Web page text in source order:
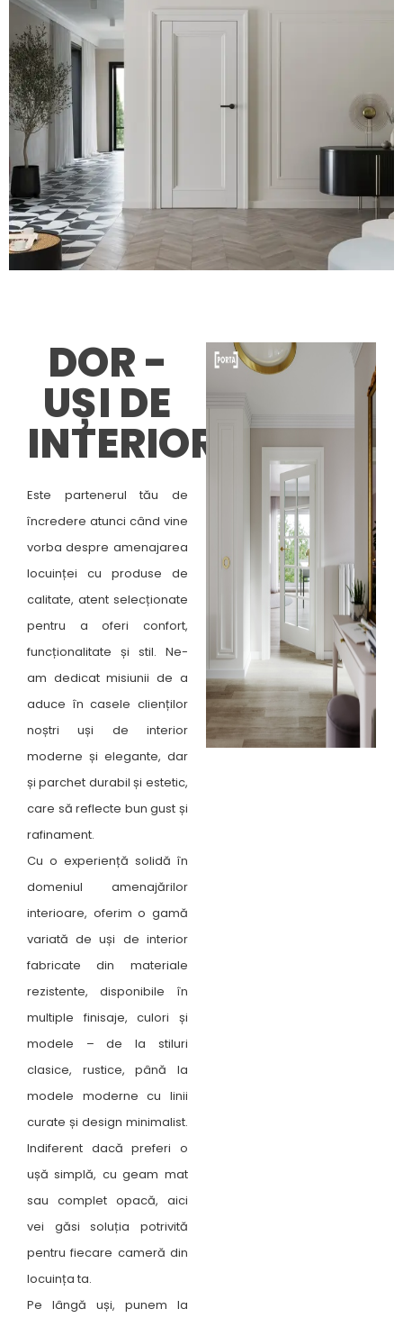
DOR -
UȘI DE
INTERIOR
Este partenerul tău de
încredere atunci când vine
vorba despre amenajarea
locuinței cu produse de
calitate, atent selecționate
pentru a oferi confort,
funcționalitate și stil. Ne-
am dedicat misiunii de a
aduce în casele clienților
noștri uși de interior
moderne și elegante, dar
și parchet durabil și estetic,
care să reflecte bun gust și
rafinament.
Cu o experiență solidă în
domeniul amenajărilor
interioare, oferim o gamă
variată de uși de interior
fabricate din materiale
rezistente, disponibile în
multiple finisaje, culori și
modele – de la stiluri
clasice, rustice, până la
modele moderne cu linii
curate și design minimalist.
Indiferent dacă preferi o
ușă simplă, cu geam mat
sau complet opacă, aici
vei găsi soluția potrivită
pentru fiecare cameră din
locuința ta.
Pe lângă uși, punem la